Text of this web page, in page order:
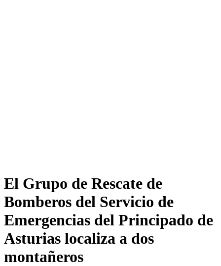
El Grupo de Rescate de
Bomberos del Servicio de
Emergencias del Principado de
Asturias localiza a dos
montañeros